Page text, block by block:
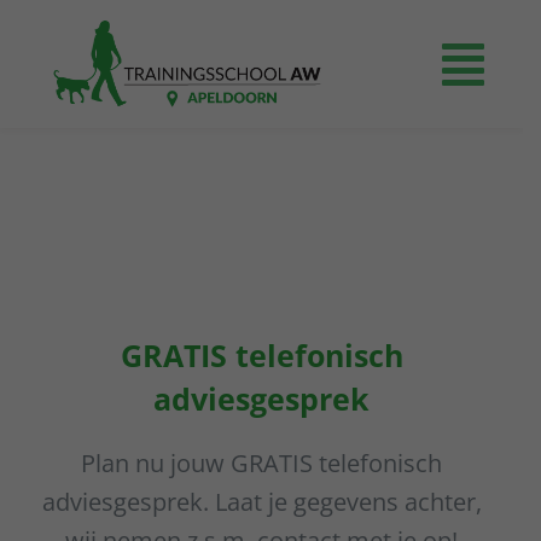
inhoud
Contact
GRATIS telefonisch
adviesgesprek
Plan nu jouw GRATIS telefonisch
adviesgesprek. Laat je gegevens achter,